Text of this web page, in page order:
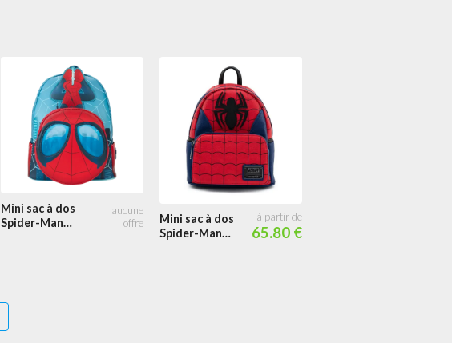
Mini sac à dos
Spider-Man
Mini sac à dos
Spider-Man
65.80 €